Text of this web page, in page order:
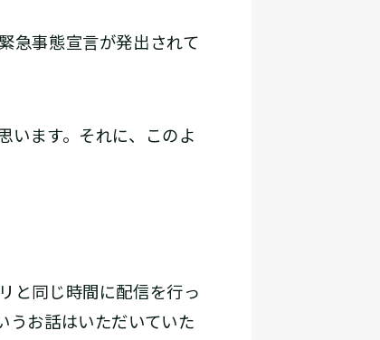
急事態宣言が発出されて
います。それに、このよ
と同じ時間に配信を行っ
うお話はいただいていた